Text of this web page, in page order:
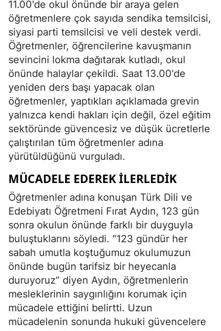
11.00'de okul önünde bir araya gelen
öğretmenlere çok sayıda sendika temsilcisi,
siyasi parti temsilcisi ve veli destek verdi.
Öğretmenler, öğrencilerine kavuşmanın
sevincini lokma dağıtarak kutladı, okul
önünde halaylar çekildi. Saat 13.00'de
yeniden ders başı yapacak olan
öğretmenler, yaptıkları açıklamada grevin
yalnızca kendi hakları için değil, özel eğitim
sektöründe güvencesiz ve düşük ücretlerle
çalıştırılan tüm öğretmenler adına
yürütüldüğünü vurguladı.
MÜCADELE EDEREK ILERLEDIK
Öğretmenler adına konuşan Türk Dili ve
Edebiyatı Öğretmeni Fırat Aydın, 123 gün
sonra okulun önünde farklı bir duyguyla
buluştuklarını söyledi. “123 gündür her
sabah umutla koştuğumuz okulumuzun
önünde bugün tarifsiz bir heyecanla
duruyoruz” diyen Aydın, öğretmenlerin
mesleklerinin saygınlığını korumak için
mücadele ettiğini belirtti. Uzun
mücadelenin sonunda hukuki güvencelere